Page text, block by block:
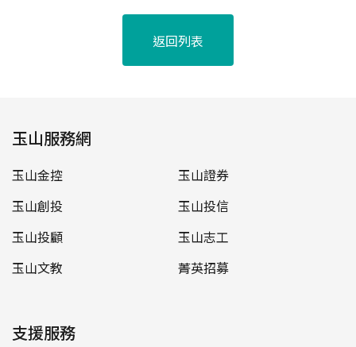
返回列表
玉山服務網
玉山金控
玉山證券
玉山創投
玉山投信
玉山投顧
玉山志工
玉山文教
菁英招募
支援服務